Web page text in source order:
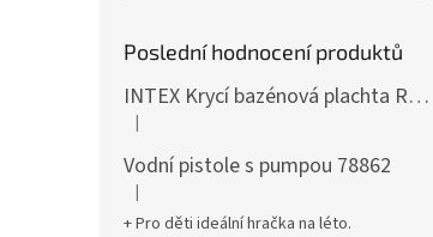
Poslední hodnocení produktů
INTEX Krycí bazénová plachta Round 305cm 28030
Hodnocení produktu je 5 z 5 hvězdiček.
|
Vodní pistole s pumpou 78862
Hodnocení produktu je 5 z 5 hvězdiček.
|
+ Pro děti ideální hračka na léto.